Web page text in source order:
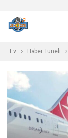
Ev Haber Tüneli